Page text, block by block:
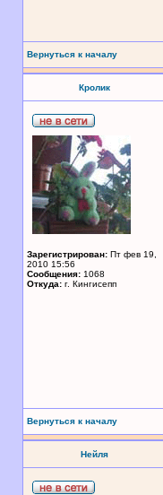
Вернуться к началу
Кролик
Зарегистрирован: Пт фев 19,
2010 15:56
Сообщения: 1068
Откуда: г. Кингисепп
Вернуться к началу
Нейля